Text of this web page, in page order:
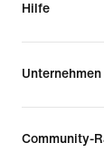
Hilfe
Unternehmen
Community-